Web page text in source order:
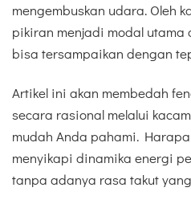
mengembuskan udara. Oleh
pikiran menjadi modal
bisa tersampaikan dengan
Artikel ini akan membedah
secara rasional melalui
mudah Anda pahami.
menyikapi dinamika energi
tanpa adanya rasa takut